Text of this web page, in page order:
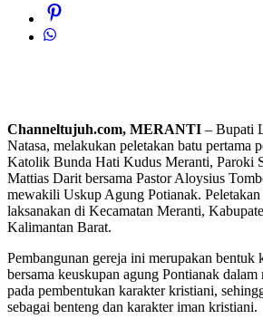
Channeltujuh.com, MERANTI – Bupati
Natasa, melakukan peletakan batu pertama
Katolik Bunda Hati Kudus Meranti, Paroki
Mattias Darit bersama Pastor Aloysius
mewakili Uskup Agung Potianak. Peletakan
laksanakan di Kecamatan Meranti,
Kalimantan Barat.
Pembangunan gereja ini merupakan bentuk
bersama keuskupan agung Pontianak dalam
pada pembentukan karakter kristiani,
sebagai benteng dan karakter iman kristiani.